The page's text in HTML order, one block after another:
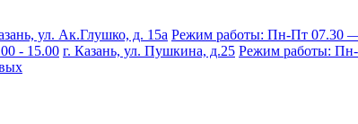
ул. Ак.Глушко, д. 15а Режим работы: Пн-Пт 07.30
- 15.00 г. Казань, ул. Пушкина, д.25 Режим работы: